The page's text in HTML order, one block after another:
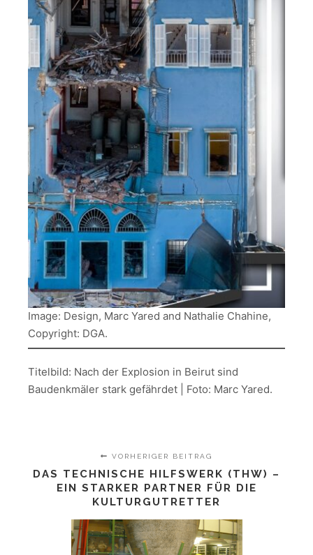
Image: Design, Marc Yared and Nathalie Chahine,
Copyright: DGA.
Titelbild: Nach der Explosion in Beirut sind
Baudenkmäler stark gefährdet | Foto: Marc Yared.
VORHERIGER BEITRAG
DAS TECHNISCHE HILFSWERK (THW) –
EIN STARKER PARTNER FÜR DIE
KULTURGUTRETTER